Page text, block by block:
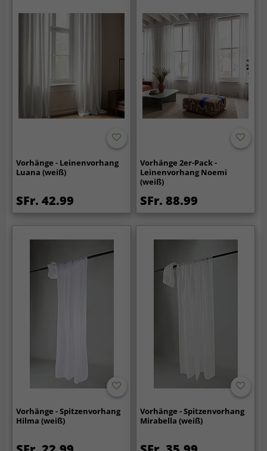
Vorhänge - Leinenvorhang
Luana (weiß)
SFr. 42.99
Vorhänge 2er-Pack -
Leinenvorhang Noemi
(weiß)
SFr. 88.99
Vorhänge - Spitzenvorhang
Hilma (weiß)
Vorhänge - Spitzenvorhang
Mirabella (weiß)